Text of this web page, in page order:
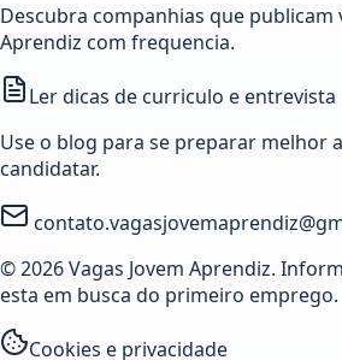
Descubra companhias que publicam
Aprendiz com frequencia.
Ler dicas de curriculo e entrevista
Use o blog para se preparar melhor
candidatar.
© 2026 Vagas Jovem Aprendiz.
esta em busca do primeiro emprego.
Cookies e privacidade